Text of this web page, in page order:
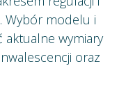
Wybór modelu i
aktualne wymiary
oraz